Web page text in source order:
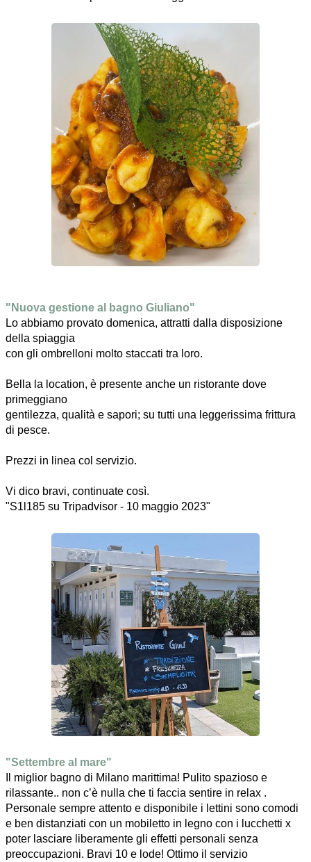
"Nuova gestione al bagno Giuliano"
Lo abbiamo provato domenica, attratti dalla disposizione
della spiaggia
con gli ombrelloni molto staccati tra loro.
Bella la location, è presente anche un ristorante dove
primeggiano
gentilezza, qualità e sapori; su tutti una leggerissima frittura
di pesce.
Prezzi in linea col servizio.
Vi dico bravi, continuate così.
"S1l185 su Tripadvisor - 10 maggio 2023"
"Settembre al mare"
Il miglior bagno di Milano marittima! Pulito spazioso e
rilassante.. non c’è nulla che ti faccia sentire in relax .
Personale sempre attento e disponibile i lettini sono comodi
e ben distanziati con un mobiletto in legno con i lucchetti x
poter lasciare liberamente gli effetti personali senza
preoccupazioni. Bravi 10 e lode! Ottimo il servizio